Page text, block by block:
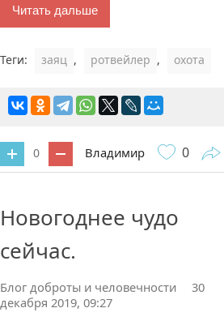
Читать дальше
Теги: заяц , ротвейлер , охота
0 Владимир
0
Новогоднее чудо
сейчас.
Блог доброты и человечности
30
декабря 2019, 09:27